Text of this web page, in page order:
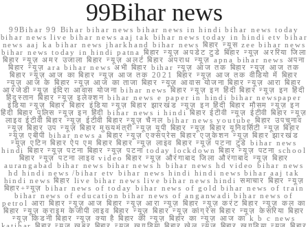
99Bihar news
99Bihar 99 Bihar bihar news bihar news in hindi bihar news today
bihar news live bihar news aaj tak bihar news today in hindi etv bihar
news aaj ka bihar news jharkhand bihar news बिहार न्यूस zee bihar news
bihar news today in hindi patna बिहार न्यूज़ अपडेट टुडे बिहार न्यूज़ अररिया जिला
बिहार न्यूज़ अमर उजाला बिहार न्यूज़ अलर्ट बिहार अपराध न्यूज़ apna bihar news अपना
बिहार न्यूज़ ara bihar news अभी बिहार bihar न्यूज़ आज तक बिहार न्यूज़ आज तक
बिहार न्यूज़ आज का बिहार न्यूज़ आज तक 2021 बिहार न्यूज़ आज तक वीडियो में बिहार
न्यूज़ आज के बिहार न्यूज़ आज का ताजा बिहार न्यूज़ आवास योजना बिहार न्यूज़ आरा बिहार
आरजेडी न्यूज़ इंदिरा आवास योजना bihar news बिहार न्यूज़ इन हिंदी बिहार न्यूज़ इन हिंदी
हिंदुस्तान बिहार न्यूज़ इलेक्शन bihar news e paper in hindi bihar newspaper
इंडिया न्यूज़ बिहार बिहार इंडिया न्यूज़ बिहार झारखंड न्यूज़ इन हिंदी बिहार मौसम न्यूज़ इन
हिंदी बिहार पुलिस न्यूज़ इन हिंदी bihar news i hindi बिहार ईटीवी न्यूज़ ईटीवी बिहार न्यूज़
लाइव ईटीवी बिहार न्यूज़ ईटीवी बिहार न्यूज़ चैनल bihar news youtube बिहार उपचुनाव
न्यूज़ बिहार उप न्यूज़ बिहार मुख्यमंत्री न्यूज़ यूपी बिहार न्यूज़ बिहार यूनिवर्सिटी न्यूज़ बिहार
न्यूज़ एबीपी bihar news a बिहार न्यूज़ एक्सप्रेस बिहार एजुकेशन न्यूज़ बिहार झारखंड
न्यूज़ एटिन बिहार ऐप एम बिहार बिहार न्यूज़ लाइव बिहार न्यूज़ पटना टुडे bihar news
hindi बिहार न्यूज़ पटना बिहार न्यूज़ पटना today lockdown बिहार न्यूज़ पटना school
बिहार न्यूज़ पटना लाइव video बिहार न्यूज़ औरंगाबाद जिला औरंगाबाद न्यूज़ बिहार
aurangabad bihar news bihar news h bihar news hd video bihar news
hd hindi news /bihar etv bihar news hindi hindi news bihar aaj tak
hindi news बिहार live bihar news live bihar news hindi समाचार बिहार न्यूज़
बिहार+न्यूज़ bihar news of today bihar news of gold bihar news of train
bihar news of education bihar news of anganwadi bihar news of
petrol आरा बिहार न्यूज़ आज बिहार न्यूज़ आरा न्यूज़ बिहार न्यूज़ करंट बिहार न्यूज़ कल का
बिहार न्यूज़ क्राइम केजीपी लाइव बिहार न्यूज़ बिहार न्यूज़ कांग्रेस बिहार न्यूज़ केसरिया बिहार
न्यूज़ किडनी बिहार न्यूज़ क्या है बिहार की न्यूज़ बिहार का न्यूज़ आज का k b c news